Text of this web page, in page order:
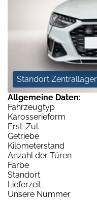
Standort Zentrallager
Allgemeine Daten:
Fahrzeugtyp
Karosserieform
Erst-Zul.
Getriebe
Kilometerstand
Anzahl der Türen
Farbe
Standort
Lieferzeit
Unsere Nummer